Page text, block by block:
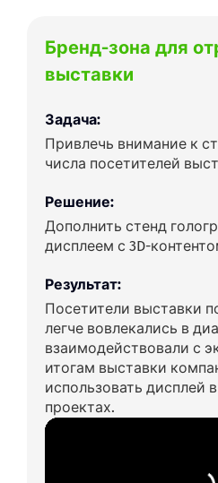
Бренд-зона для
выставки
Задача:
Привлечь внимание к
числа посетителей
Решение:
Дополнить стенд
дисплеем с 3D-
Результат:
Посетители выставки
легче вовлекались в
взаимодействовали с
итогам выставки
использовать дисплей
проектах.